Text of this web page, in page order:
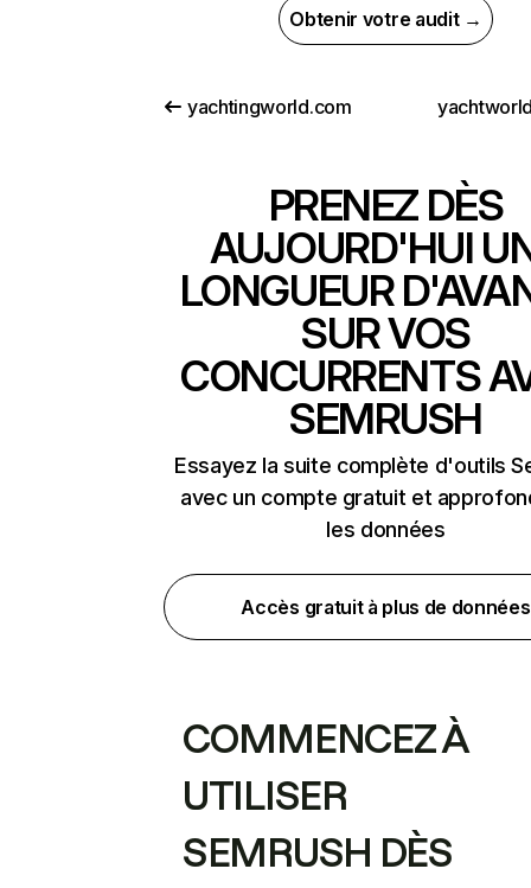
Obtenir votre audit →
yachtingworld.com
PRENEZ DÈS
AUJOURD'HUI
LONGUEUR
SUR VOS
CONCURRENTS
SEMRUSH
Essayez la suite complète d'outils
avec un compte gratuit et
les données
Accès gratuit à plus de données
COMMENCEZ À
UTILISER
SEMRUSH DÈS